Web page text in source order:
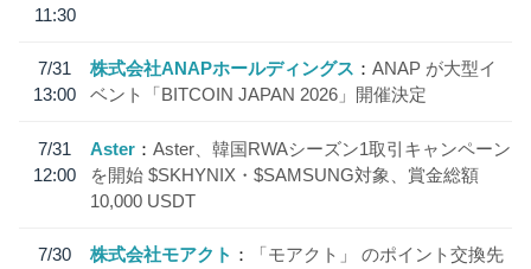
11:30
7/31
13:00
株式会社ANAPホールディングス
ANAP が大型イ
ベント「BITCOIN JAPAN 2026」開催決定
7/31
12:00
Aster
Aster、韓国RWAシーズン1取引キャンペーン
を開始 $SKHYNIX・$SAMSUNG対象、賞金総額
10,000 USDT
7/30
株式会社モアクト
「モアクト」 のポイント交換先